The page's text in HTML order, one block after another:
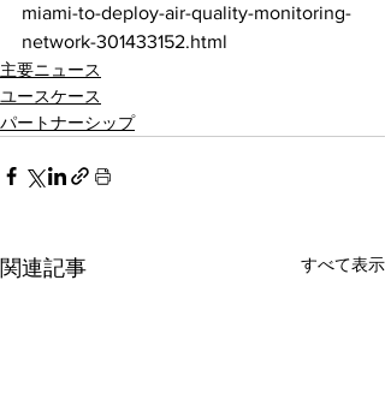
miami-to-deploy-air-quality-monitoring-
network-301433152.html
主要ニュース
ユースケース
パートナーシップ
関連記事 すべて表示